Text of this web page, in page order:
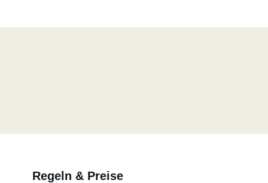
kostengünstiges Reisen. Trotz seiner kompakten
Regeln & Preise